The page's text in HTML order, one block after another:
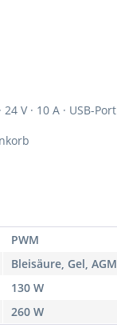
V · 10 A · USB-
PWM
Bleisäure, Gel, AGM
130 W
260 W